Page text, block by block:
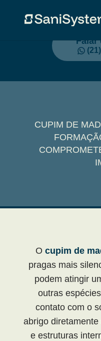
Falar
CUPIM DE
O cupim de
pragas mais
podem atingir
outras
contato com o
abrigo
e estruturas